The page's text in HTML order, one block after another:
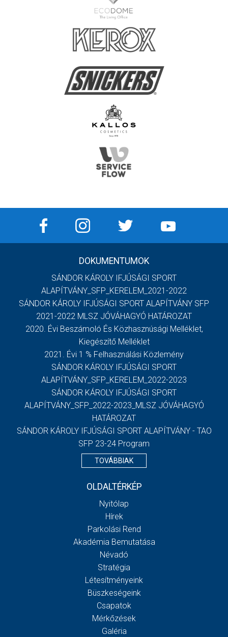
DOKUMENTUMOK
SÁNDOR KÁROLY IFJÚSÁGI SPORT
ALAPÍTVÁNY_SFP_KERELEM_2021-2022
SÁNDOR KÁROLY IFJÚSÁGI SPORT ALAPÍTVÁNY SFP
2021-2022 MLSZ JÓVÁHAGYÓ HATÁROZAT
2020. Évi Beszámoló És Közhasznúsági Melléklet,
Kiegészítő Melléklet
2021. Évi 1 % Felhasználási Közlemény
SÁNDOR KÁROLY IFJÚSÁGI SPORT
ALAPÍTVÁNY_SFP_KERELEM_2022-2023
SÁNDOR KÁROLY IFJÚSÁGI SPORT
ALAPÍTVÁNY_SFP_2022-2023_MLSZ JÓVÁHAGYÓ
HATÁROZAT
SÁNDOR KÁROLY IFJÚSÁGI SPORT ALAPÍTVÁNY - TAO
SFP 23-24 Program
TOVÁBBIAK
OLDALTÉRKÉP
Nyitólap
Hírek
Parkolási Rend
Akadémia Bemutatása
Névadó
Stratégia
Létesítményeink
Büszkeségeink
Csapatok
Mérkőzések
Galéria